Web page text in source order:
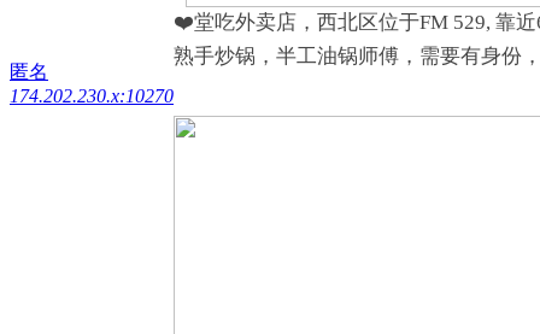
匿名
174.202.230.x:10270
❤️堂吃外卖店，西北区位于FM 529, 靠
熟手炒锅，半工油锅师傅，需要有身份